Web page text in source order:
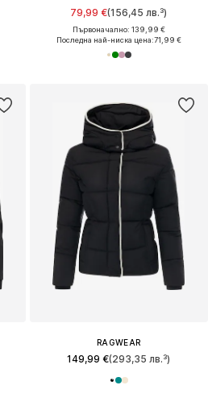
79,99 €(156,45 лв.³)
Първоначално: 139,99 €
Последна най-ниска цена:71,99 €
RAGWEAR
149,99 €(293,35 лв.³)